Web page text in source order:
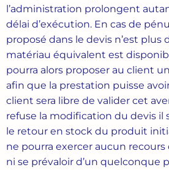
l’administration prolongent
délai d’exécution. En cas de
proposé dans le devis n’est plus
matériau équivalent est
pourra alors proposer au client
afin que la prestation puisse
client sera libre de valider cet
refuse la modification du devis il
le retour en stock du produit
ne pourra exercer aucun recours
ni se prévaloir d’un quelconque